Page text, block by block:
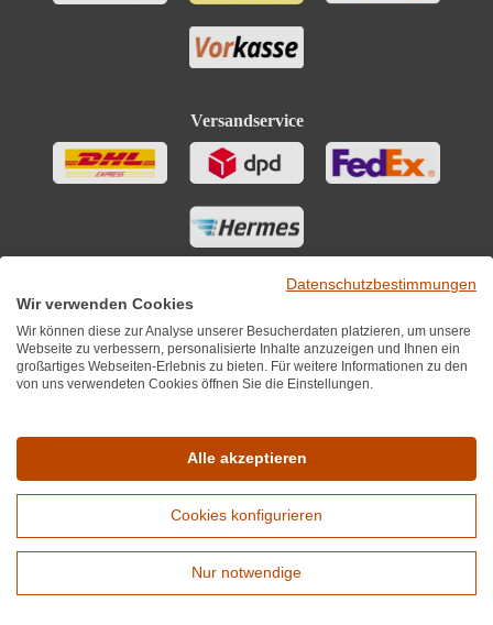
Versandservice
*Alle Preise inkl. MwST zzgl. 5,90€ Versandkosten je Winzer.
Versandkostenfrei ab 12 Flaschen je Winzer.
Copyright © 2010 - 2026 WirWinzer GmbH
Erweiterte Suche
Datenschutzbestimmungen
Wir verwenden Cookies
Wir können diese zur Analyse unserer Besucherdaten platzieren, um unsere
Webseite zu verbessern, personalisierte Inhalte anzuzeigen und Ihnen ein
großartiges Webseiten-Erlebnis zu bieten. Für weitere Informationen zu den
von uns verwendeten Cookies öffnen Sie die Einstellungen.
Alle akzeptieren
Cookies konfigurieren
Nur notwendige